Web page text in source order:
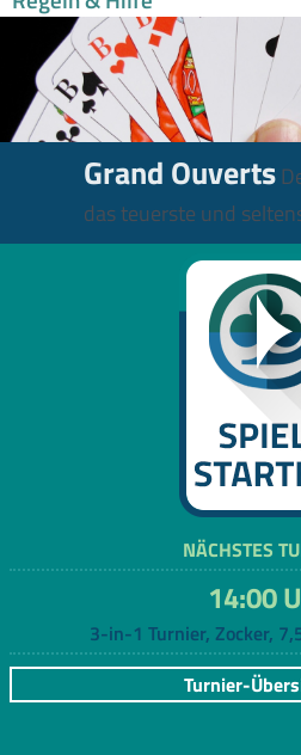
Grand Ouverts
das teuerste und
NÄCHSTES
14:00
3-in-1 Turnier, Zocker,
Turnier-